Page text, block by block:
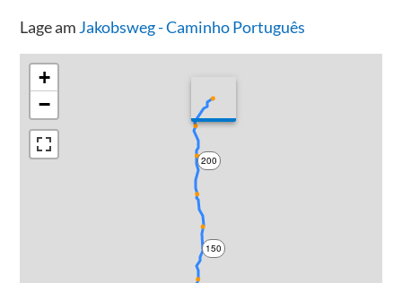
Lage am Jakobsweg - Caminho Português
150
200
+
−